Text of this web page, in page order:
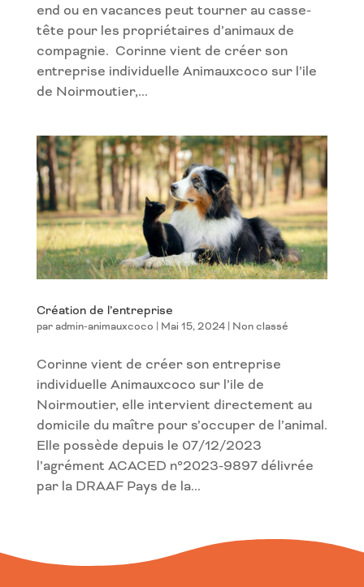
end ou en vacances peut tourner au casse-
tête pour les propriétaires d’animaux de
compagnie. Corinne vient de créer son
entreprise individuelle Animauxcoco sur l’ile
de Noirmoutier,...
Création de l’entreprise
paradmin-animauxcoco Mai 15, 2024| Non classé
Corinne vient de créer son entreprise
individuelle Animauxcoco sur l’ile de
Noirmoutier, elle intervient directement au
domicile du maître pour s’occuper de l’animal.
Elle possède depuis le 07/12/2023
l’agrément ACACED n°2023-9897 délivrée
par la DRAAF Pays de la...